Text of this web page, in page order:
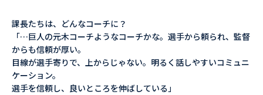
課長たちは、どんなコーチに？
「…巨人の元木コーチようなコーチかな。選手から頼られ、監督
からも信頼が厚い。
目線が選手寄りで、上からじゃない。明るく話しやすいコミュニ
ケーション。
選手を信頼し、良いところを伸ばしている」